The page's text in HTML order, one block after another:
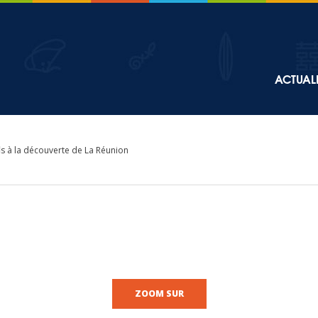
navigation
à la découverte de La Réunion
ZOOM SUR